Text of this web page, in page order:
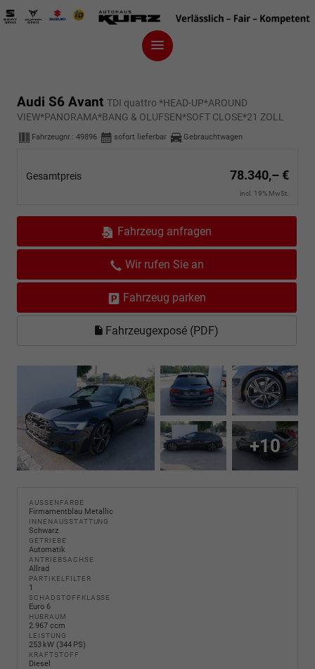
Audi S6 Avant TDI quattro *HEAD-UP*AROUND
VIEW*PANORAMA*BANG & OLUFSEN*SOFT CLOSE*21 ZOLL
Fahrzeugnr.: 49896 sofort lieferbar Gebrauchtwagen
Gesamtpreis 78.340,– €
incl. 19% MwSt.
Fahrzeug anfragen
Wir rufen Sie an
Fahrzeug parken
Fahrzeugexposé (PDF)
+10
AUSSENFARBE
Firmamentblau Metallic
INNENAUSSTATTUNG
Schwarz
GETRIEBE
Automatik
ANTRIEBSACHSE
Allrad
PARTIKELFILTER
1
SCHADSTOFFKLASSE
Euro 6
HUBRAUM
2.967 ccm
LEISTUNG
253 kW (344 PS)
KRAFTSTOFF
Diesel